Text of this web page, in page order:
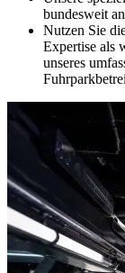
bundesweit
Nutzen Sie
Expertise als
unseres